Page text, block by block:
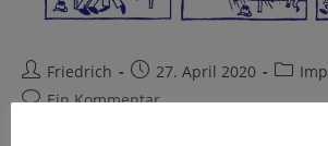
Friedrich 27. April 2020
Ein Kommentar